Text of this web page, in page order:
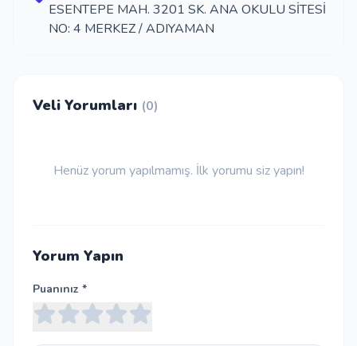
Kayıt Ol
ESENTEPE MAH. 3201 SK. ANA OKULU SİTESİ
NO: 4 MERKEZ / ADIYAMAN
Veli Yorumları (0)
Henüz yorum yapılmamış. İlk yorumu siz yapın!
Yorum Yapın
Puanınız *